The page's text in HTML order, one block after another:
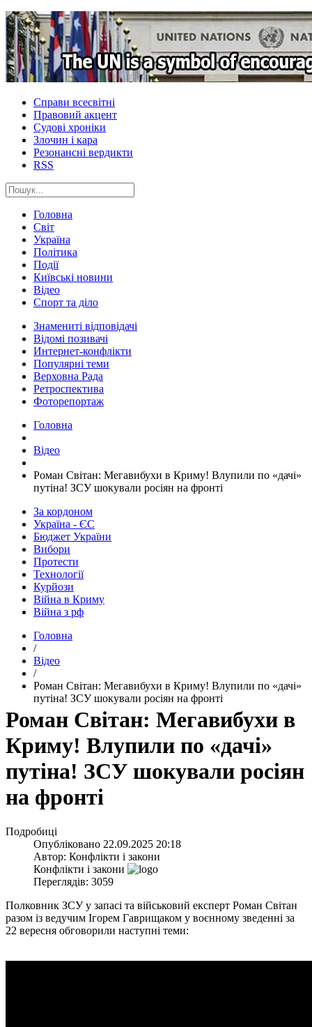
Справи всесвітні
Правовий акцент
Судові хроніки
Злочин і кара
Резонансні вердикти
RSS
Головна
Світ
Україна
Політика
Події
Київські новини
Відео
Спорт та діло
Знамениті відповідачі
Відомі позивачі
Интернет-конфлікти
Популярні теми
Верховна Рада
Ретроспектива
Фоторепортаж
Головна
Відео
​Роман Світан: Мегавибухи в Криму! Влупили по «дачі»
путіна! ЗСУ шокували росіян на фронті
За кордоном
Україна - ЄС
Бюджет України
Вибори
Протести
Технології
Курйози
Війна в Криму
Війна з рф
Головна
/
Відео
/
​Роман Світан: Мегавибухи в Криму! Влупили по «дачі»
путіна! ЗСУ шокували росіян на фронті
​Роман Світан: Мегавибухи в
Криму! Влупили по «дачі»
путіна! ЗСУ шокували росіян
на фронті
Подробиці
Опубліковано 22.09.2025 20:18
Автор: Конфлікти і закони
Конфлікти і закони
Переглядів: 3059
Полковник ЗСУ у запасі та військовий експерт Роман Світан
разом із ведучим Ігорем Гаврищаком у воєнному зведенні за
22 вересня обговорили наступні теми: